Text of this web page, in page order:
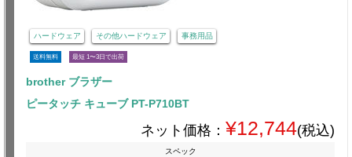
ハードウェア その他ハードウェア 事務用品
送料無料 最短 1〜3日で出荷
brother ブラザー
ピータッチ キューブ PT-P710BT
ネット価格： ¥12,744(税込)
スペック